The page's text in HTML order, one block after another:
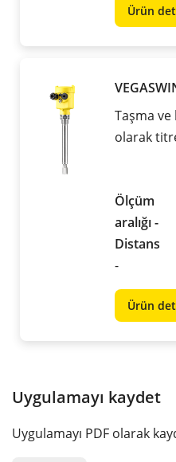
Ürün
Taşma ve
olarak
Ölçüm
aralığı -
Distans
-
Ürün
Uygulamayı kaydet
Uygulamayı PDF olarak